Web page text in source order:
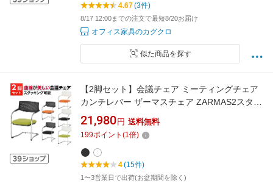
4.67(3件)
8/17 12:00までの注文で最短8/20お届け
オフィス家具のカグクロ
似た商品を探す
【2脚セット】会議チェア ミーティングチェア
カンチレバー ザーマスチェア ZARMAS2スタッ
キングチェア カンチレバーチェア 会議椅子 会
議用椅子 会議室 椅子 イス チェア オフィス オ
フィスチェア いす スタッキング会議 ミーティ
ング 会議用いす
21,980 円 送料無料
199ポイント (1倍)
4(15件)
1〜3営業日で出荷(お盆期間を除く)